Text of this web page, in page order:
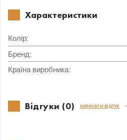
Характеристики
Колір:
Бренд:
Країна виробника:
Відгуки (0) НАПИСАТИ ВІДГУК